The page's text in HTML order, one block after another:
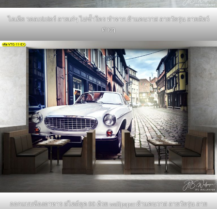
ไอเดีย วอลเปเปอร์ ลายเก๋ๆ ไม่ซ้ำใคร ทำจาก ผ้าแคนวาส ลายวัยรุ่น ลายสัตว์
ต่างๆ
ออกแบบห้องอาหาร สไตล์ยุค 90 ด้วย wallpaper ผ้าแคนวาส ลายวัยรุ่น ลาย